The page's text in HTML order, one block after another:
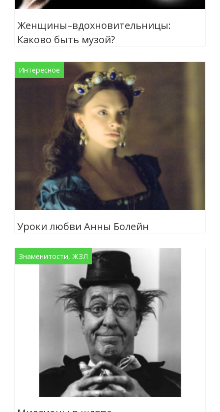
Женщины–вдохновительницы:
Каково быть музой?
Интересное
Уроки любви Анны Болейн
Знаменитости, ЖЗЛ